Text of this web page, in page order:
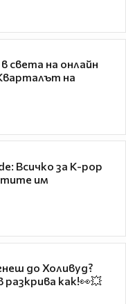
света на онлайн
на
Всичко за K-pop
им
до Холивуд?
как!👀💥